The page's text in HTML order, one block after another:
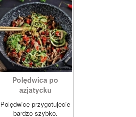
Polędwica po
azjatycku
Polędwicę przygotujecie
bardzo szybko.